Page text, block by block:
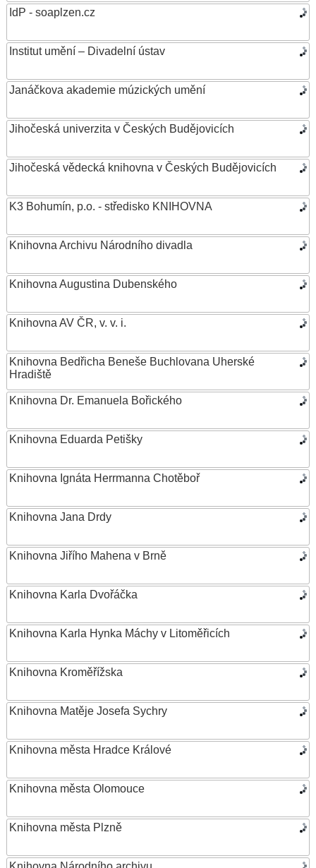
IdP - soaplzen.cz
Institut umění – Divadelní ústav
Janáčkova akademie múzických umění
Jihočeská univerzita v Českých Budějovicích
Jihočeská vědecká knihovna v Českých Budějovicích
K3 Bohumín, p.o. - středisko KNIHOVNA
Knihovna Archivu Národního divadla
Knihovna Augustina Dubenského
Knihovna AV ČR, v. v. i.
Knihovna Bedřicha Beneše Buchlovana Uherské
Hradiště
Knihovna Dr. Emanuela Bořického
Knihovna Eduarda Petišky
Knihovna Ignáta Herrmanna Chotěboř
Knihovna Jana Drdy
Knihovna Jiřího Mahena v Brně
Knihovna Karla Dvořáčka
Knihovna Karla Hynka Máchy v Litoměřicích
Knihovna Kroměřížska
Knihovna Matěje Josefa Sychry
Knihovna města Hradce Králové
Knihovna města Olomouce
Knihovna města Plzně